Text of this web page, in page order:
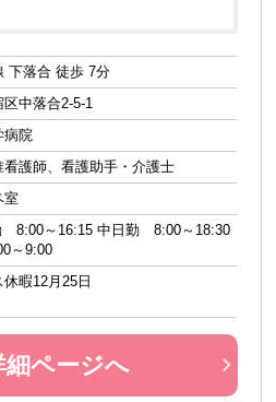
下落合 徒歩 7分
中落合2-5-1
病院
看護師、看護助手・介護士
室
8:00～16:15 中日勤 8:00～18:30
～9:00
暇12月25日
細ページへ